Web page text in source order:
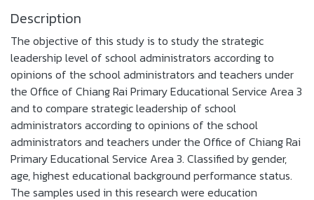
Description
The objective of this study is to study the strategic
leadership level of school administrators according to
opinions of the school administrators and teachers under
the Office of Chiang Rai Primary Educational Service Area 3
and to compare strategic leadership of school
administrators according to opinions of the school
administrators and teachers under the Office of Chiang Rai
Primary Educational Service Area 3. Classified by gender,
age, highest educational background performance status.
The samples used in this research were education